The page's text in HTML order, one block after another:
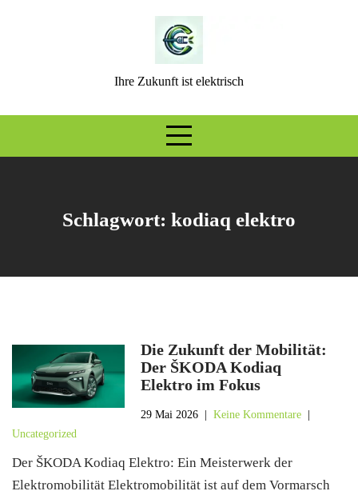
Ihre Zukunft ist elektrisch
Schlagwort: kodiaq elektro
Die Zukunft der Mobilität:
Der ŠKODA Kodiaq
Elektro im Fokus
29 Mai 2026 |Keine Kommentare
Uncategorized
Der ŠKODA Kodiaq Elektro: Ein Meisterwerk der
Elektromobilität Elektromobilität ist auf dem Vormarsch